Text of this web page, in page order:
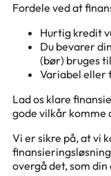
Fordele ved at
Hurtig kredit
Du bevarer
(bør) bruges
Variabel eller
Lad os klare
gode vilkår komme
Vi er sikre på, at vi
overgå det, som